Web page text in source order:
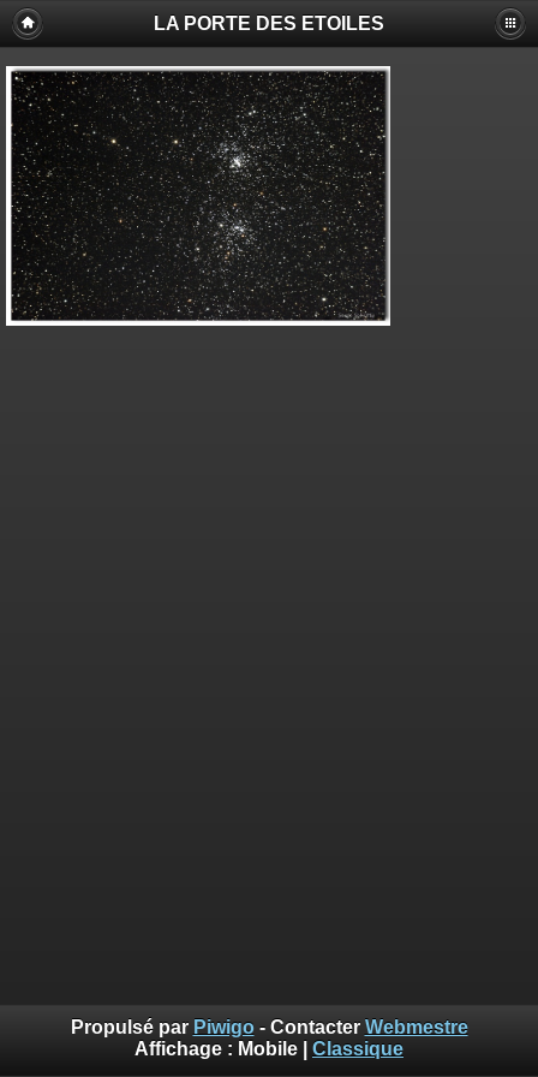
LA PORTE DES ETOILES
Propulsé par Piwigo- Contacter Webmestre
Affichage : Mobile Classique